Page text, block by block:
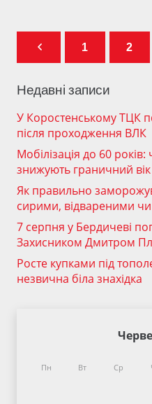
1 2
Недавні записи
У Коростенському ТЦК
після проходження ВЛК
Мобілізація до 60
знижують граничний вік
Як правильно
сирими, відвареними
7 серпня у Бердичеві
Захисником Дмитром
Росте купками під
незвична біла знахідка
Пн Вт Ср